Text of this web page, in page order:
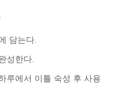
담는다.
성한다.
루에서 이틀 숙성 후 사용